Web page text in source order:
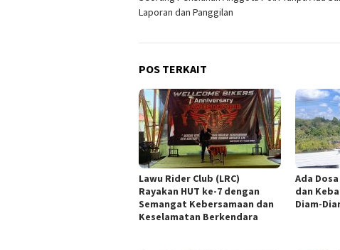
Laporan dan Panggilan
POS TERKAIT
Lawu Rider Club (LRC)
Rayakan HUT ke-7 dengan
Semangat Kebersamaan dan
Keselamatan Berkendara
Ada
dan
Diam-